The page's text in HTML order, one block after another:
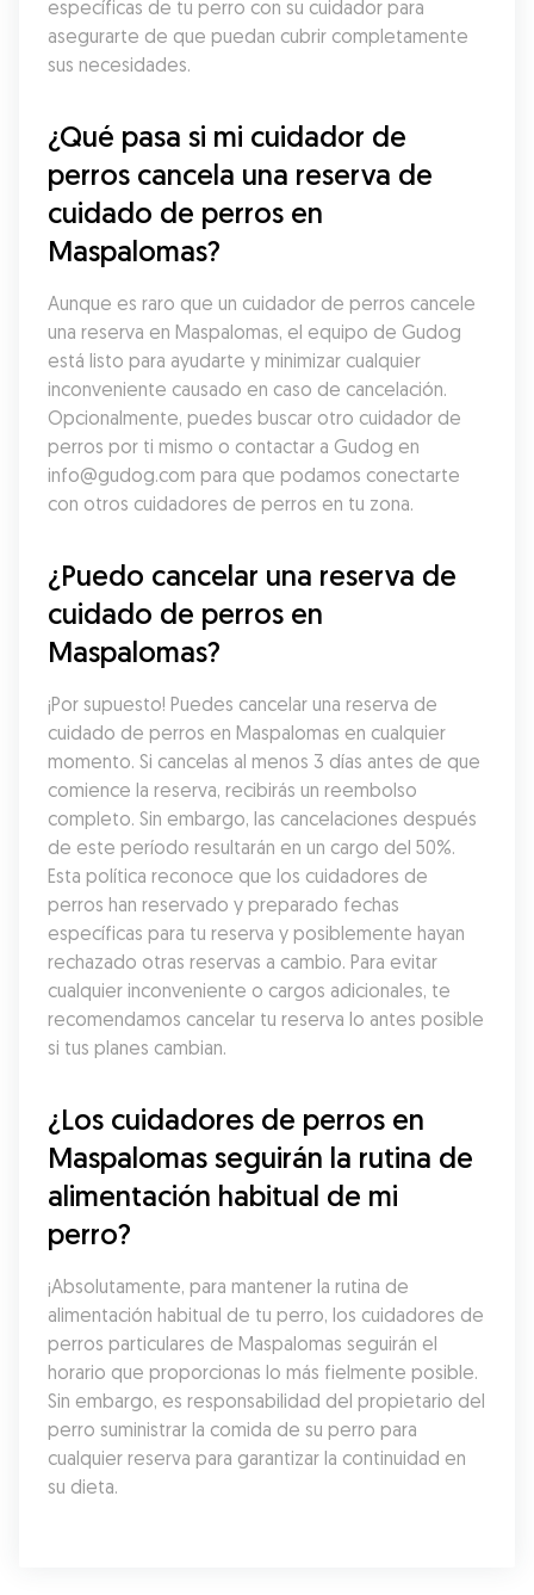
específicas de tu perro con su cuidador para
asegurarte de que puedan cubrir completamente
sus necesidades.
¿Qué pasa si mi cuidador de
perros cancela una reserva de
cuidado de perros en
Maspalomas?
Aunque es raro que un cuidador de perros cancele
una reserva en Maspalomas, el equipo de Gudog
está listo para ayudarte y minimizar cualquier
inconveniente causado en caso de cancelación.
Opcionalmente, puedes buscar otro cuidador de
perros por ti mismo o contactar a Gudog en
info@gudog.com para que podamos conectarte
con otros cuidadores de perros en tu zona.
¿Puedo cancelar una reserva de
cuidado de perros en
Maspalomas?
¡Por supuesto! Puedes cancelar una reserva de
cuidado de perros en Maspalomas en cualquier
momento. Si cancelas al menos 3 días antes de que
comience la reserva, recibirás un reembolso
completo. Sin embargo, las cancelaciones después
de este período resultarán en un cargo del 50%.
Esta política reconoce que los cuidadores de
perros han reservado y preparado fechas
específicas para tu reserva y posiblemente hayan
rechazado otras reservas a cambio. Para evitar
cualquier inconveniente o cargos adicionales, te
recomendamos cancelar tu reserva lo antes posible
si tus planes cambian.
¿Los cuidadores de perros en
Maspalomas seguirán la rutina de
alimentación habitual de mi
perro?
¡Absolutamente, para mantener la rutina de
alimentación habitual de tu perro, los cuidadores de
perros particulares de Maspalomas seguirán el
horario que proporcionas lo más fielmente posible.
Sin embargo, es responsabilidad del propietario del
perro suministrar la comida de su perro para
cualquier reserva para garantizar la continuidad en
su dieta.